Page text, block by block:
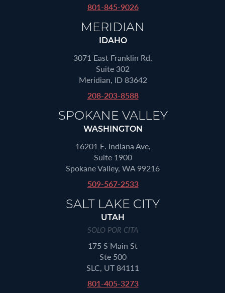
801-845-9026
MERIDIAN
IDAHO
3071 East Franklin Rd,
Suite 302
Meridian, ID 83642
208-203-8588
SPOKANE VALLEY
WASHINGTON
16201 E. Indiana Ave,
Suite 1900
Spokane Valley, WA 99216
509-567-2533
SALT LAKE CITY
UTAH
SOLO POR CITA
175 S Main St
Ste 500
SLC, UT 84111
801-405-3273